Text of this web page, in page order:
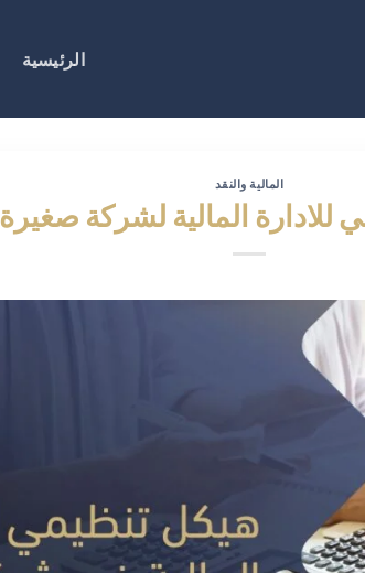
الرئيسية
المالية والنقد
للادارة المالية لشركة صغيرة